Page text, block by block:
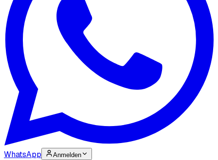
WhatsApp Anmelden